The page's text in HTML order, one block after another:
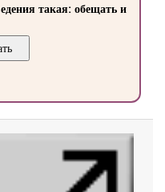
такая: обещать и